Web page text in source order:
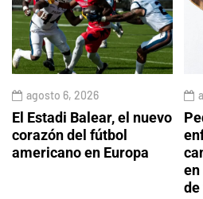
agosto 6, 2026
El Estadi Balear, el nuevo
corazón del fútbol
americano en Europa
en
de